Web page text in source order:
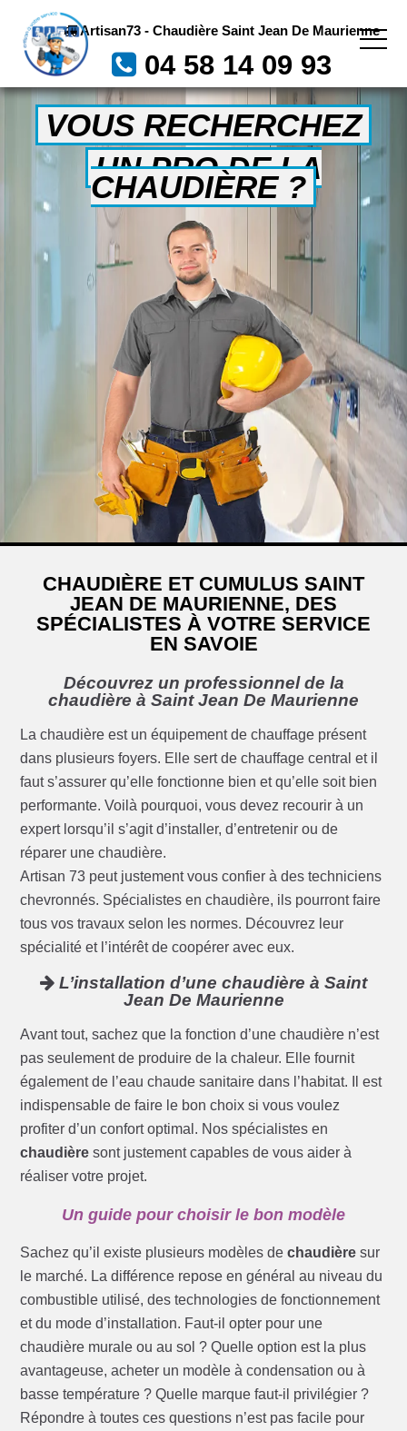
Artisan73 - Chaudière Saint Jean De Maurienne
04 58 14 09 93
VOUS RECHERCHEZ
UN PRO DE LA
CHAUDIÈRE ?
CHAUDIÈRE ET CUMULUS SAINT
JEAN DE MAURIENNE, DES
SPÉCIALISTES À VOTRE SERVICE
EN SAVOIE
Découvrez un professionnel de la
chaudière à Saint Jean De Maurienne
La chaudière est un équipement de chauffage présent
dans plusieurs foyers. Elle sert de chauffage central et il
faut s’assurer qu’elle fonctionne bien et qu’elle soit bien
performante. Voilà pourquoi, vous devez recourir à un
expert lorsqu’il s’agit d’installer, d’entretenir ou de
réparer une chaudière.
Artisan 73 peut justement vous confier à des techniciens
chevronnés. Spécialistes en chaudière, ils pourront faire
tous vos travaux selon les normes. Découvrez leur
spécialité et l’intérêt de coopérer avec eux.
L’installation d’une chaudière à Saint
Jean De Maurienne
Avant tout, sachez que la fonction d’une chaudière n’est
pas seulement de produire de la chaleur. Elle fournit
également de l’eau chaude sanitaire dans l’habitat. Il est
indispensable de faire le bon choix si vous voulez
profiter d’un confort optimal. Nos spécialistes en
chaudière sont justement capables de vous aider à
réaliser votre projet.
Un guide pour choisir le bon modèle
Sachez qu’il existe plusieurs modèles dechaudière sur
le marché. La différence repose en général au niveau du
combustible utilisé, des technologies de fonctionnement
et du mode d’installation. Faut-il opter pour une
chaudière murale ou au sol ? Quelle option est la plus
avantageuse, acheter un modèle à condensation ou à
basse température ? Quelle marque faut-il privilégier ?
Répondre à toutes ces questions n’est pas facile pour